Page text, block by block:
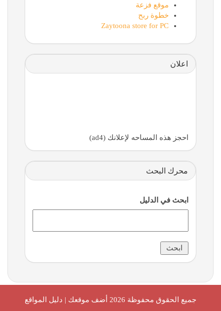
موقع فزعة
خطوة ربح
Zaytoona store for PC
اعلان
احجز هذه المساحه لإعلانك (ad4)
محرك البحث
ابحث في الدليل
جميع الحقوق محفوظة 2026 أضف موقعك | دليل المواقع